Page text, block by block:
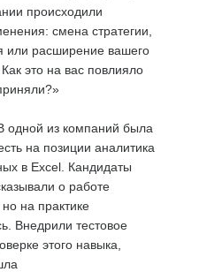
происходили
смена стратегии,
или расширение вашего
это на вас повлияло
из компаний была
на позиции аналитика
в Excel. Кандидаты
о работе
на практике
Внедрили тестовое
этого навыка,